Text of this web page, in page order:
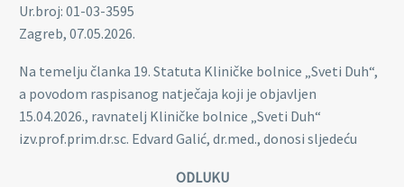
Ur.broj: 01-03-3595
Zagreb, 07.05.2026.
Na temelju članka 19. Statuta Kliničke bolnice „Sveti Duh“,
a povodom raspisanog natječaja koji je objavljen
15.04.2026., ravnatelj Kliničke bolnice „Sveti Duh“
izv.prof.prim.dr.sc. Edvard Galić, dr.med., donosi sljedeću
ODLUKU